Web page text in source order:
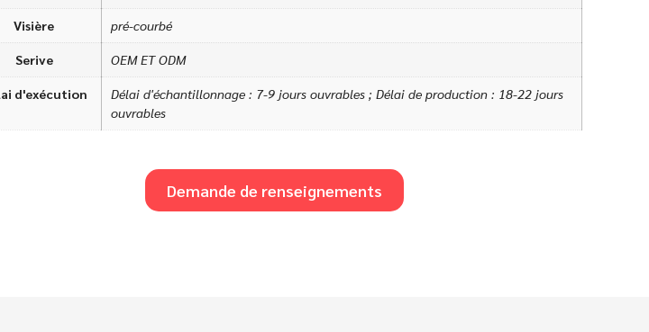
Visière pré-courbé
Serive OEM ET ODM
d'exécution
Délai d'échantillonnage : 7-9 jours ouvrables ; Délai de production : 18-22 jours
ouvrables
Demande de renseignements